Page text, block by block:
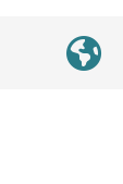
tender